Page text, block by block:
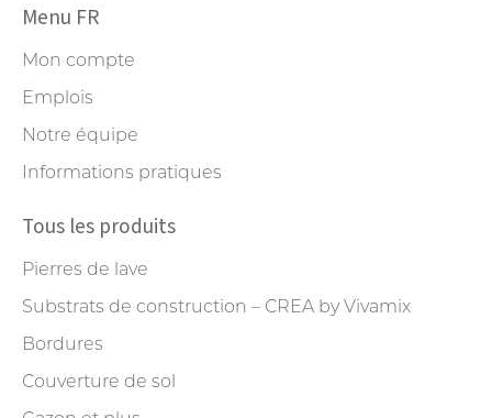
Menu FR
Mon compte
Emplois
Notre équipe
Informations pratiques
Tous les produits
Pierres de lave
Substrats de construction – CREA by Vivamix
Bordures
Couverture de sol